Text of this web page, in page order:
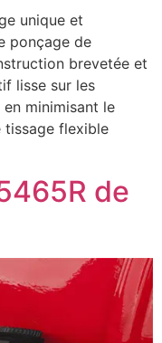
unique et
ponçage de
brevetée et
lisse sur les
minimisant le
tissage flexible
de